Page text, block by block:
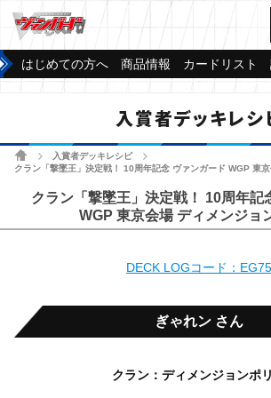
はじめての方へ 商品情報 カードリスト
入賞者デッキレシ
ホーム 入賞者デッキレシピ
クラン「撃墜王」決定戦！ 10周年記念 ヴァンガード WGP 東
クラン「撃墜王」決定戦！ 10周年記
WGP 東京会場 ディメンジョ
DECK LOGコード：EG75
ぎゃれン さん
クラン：ディメンジョンポ